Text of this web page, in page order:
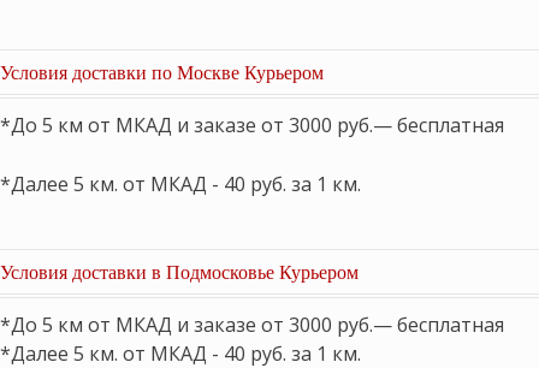
Условия доставки по Москве Курьером
*До 5 км от МКАД и заказе от 3000 руб.— бесплатная
*Далее 5 км. от МКАД - 40 руб. за 1 км.
Условия доставки в Подмосковье Курьером
*До 5 км от МКАД и заказе от 3000 руб.— бесплатная
*Далее 5 км. от МКАД - 40 руб. за 1 км.